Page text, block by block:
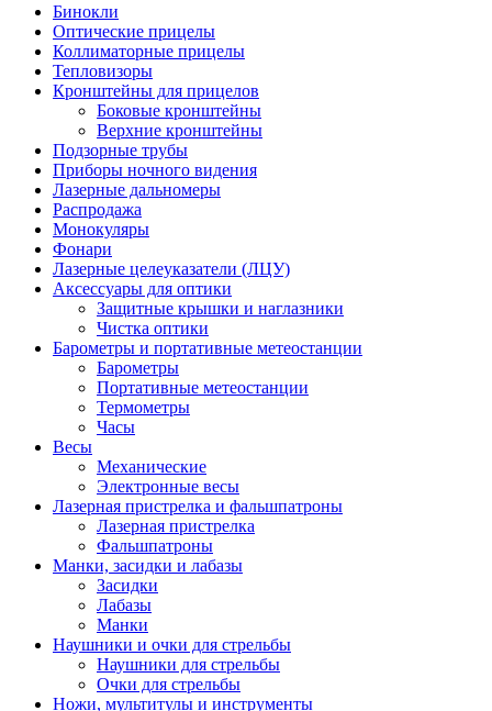
Бинокли
Оптические прицелы
Коллиматорные прицелы
Тепловизоры
Кронштейны для прицелов
Боковые кронштейны
Верхние кронштейны
Подзорные трубы
Приборы ночного видения
Лазерные дальномеры
Распродажа
Монокуляры
Фонари
Лазерные целеуказатели (ЛЦУ)
Аксессуары для оптики
Защитные крышки и наглазники
Чистка оптики
Барометры и портативные метеостанции
Барометры
Портативные метеостанции
Термометры
Часы
Весы
Механические
Электронные весы
Лазерная пристрелка и фальшпатроны
Лазерная пристрелка
Фальшпатроны
Манки, засидки и лабазы
Засидки
Лабазы
Манки
Наушники и очки для стрельбы
Наушники для стрельбы
Очки для стрельбы
Ножи, мультитулы и инструменты